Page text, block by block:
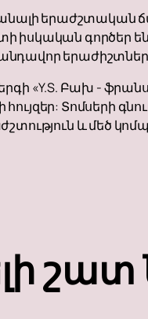
երաժշտական
գործեր են,
«Y.S. Բախ -
Տոմսերի
և մեծ
շատ